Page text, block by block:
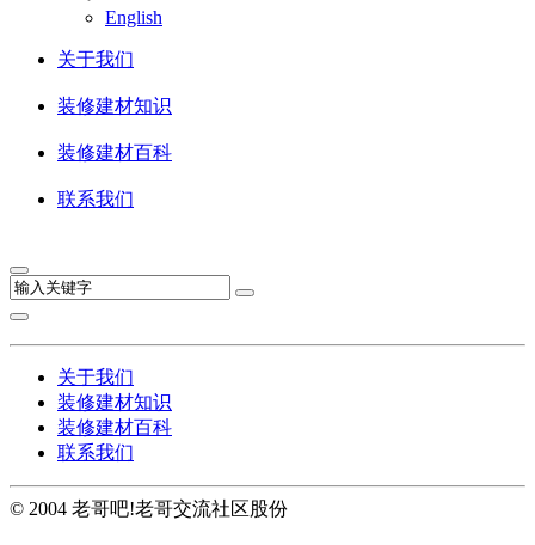
English
关于我们
装修建材知识
装修建材百科
联系我们
关于我们
装修建材知识
装修建材百科
联系我们
© 2004 老哥吧!老哥交流社区股份